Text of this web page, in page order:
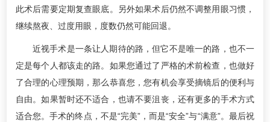
此术后需要定期复查眼底。另外如果术后仍然不调整用眼习惯，
继续熬夜、过度用眼，度数仍然可能回退。
近视手术是一条让人期待的路，但它不是唯一的路，也不一
定是每个人都该走的路。如果您通过了严格的术前检查，也做好
了合理的心理预期，那么恭喜您，您有机会享受摘镜后的便利与
自由。如果暂时还不适合，也请不要沮丧，还有更多的手术方式
适合您。手术的终点，不是“完美”，而是“安全”与“满意”。最后祝